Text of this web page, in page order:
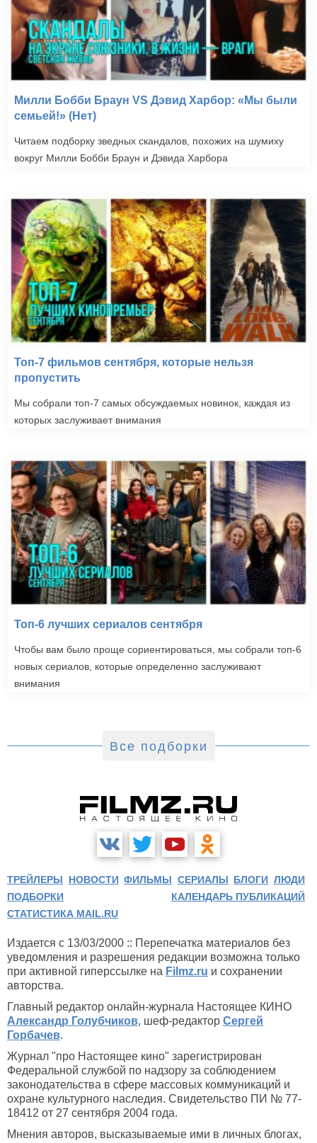
Милли Бобби Браун VS Дэвид Харбор: «Мы были
семьей!» (Нет)
Читаем подборку зведных скандалов, похожих на шумиху
вокруг Милли Бобби Браун и Дэвида Харбора
Топ-7 фильмов сентября, которые нельзя
пропустить
Мы собрали топ-7 самых обсуждаемых новинок, каждая из
которых заслуживает внимания
Топ-6 лучших сериалов сентября
Чтобы вам было проще сориентироваться, мы собрали топ-6
новых сериалов, которые определенно заслуживают
внимания
Все подборки
ТРЕЙЛЕРЫ НОВОСТИ ФИЛЬМЫ СЕРИАЛЫ БЛОГИ ЛЮДИ
ПОДБОРКИ
КАЛЕНДАРЬ ПУБЛИКАЦИЙ
СТАТИСТИКА MAIL.RU
Издается с 13/03/2000 :: Перепечатка материалов без
уведомления и разрешения редакции возможна только
при активной гиперссылке на Filmz.ru и сохранении
авторства.
Главный редактор онлайн-журнала Настоящее КИНО
Александр Голубчиков, шеф-редактор Сергей
Горбачев.
Журнал "про Настоящее кино" зарегистрирован
Федеральной службой по надзору за соблюдением
законодательства в сфере массовых коммуникаций и
охране культурного наследия. Свидетельство ПИ № 77-
18412 от 27 сентября 2004 года.
Мнения авторов, высказываемые ими в личных блогах,